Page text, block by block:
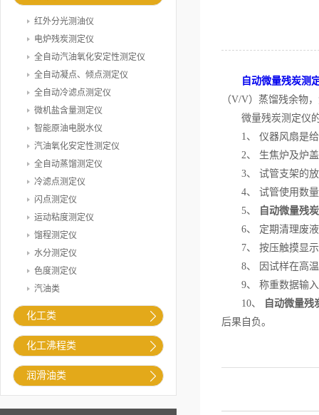
红外分光测油仪
电炉残炭测定仪
全自动汽油氧化安定性测定仪
全自动凝点、倾点测定仪
全自动冷滤点测定仪
微机盐含量测定仪
智能原油电脱水仪
汽油氧化安定性测定仪
全自动蒸馏测定仪
冷滤点测定仪
闪点测定仪
运动粘度测定仪
馏程测定仪
水分测定仪
色度测定仪
汽油类
化工类
化工沸程类
润滑油类
自动微量残炭测
（V/V）蒸馏残余物
微量残炭测定仪的
1、 仪器风扇是给
2、 生焦炉及炉盖
3、 试管支架的放
4、 试管使用数量
5、
自动微量残
6、 定期清理废液
7、 按压触摸显示
8、 因试样在高温
9、 称重数据输入
10、
自动微量残
后果自负。